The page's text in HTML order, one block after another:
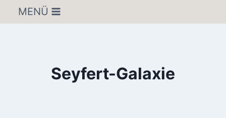
MENÜ
Seyfert-Galaxie